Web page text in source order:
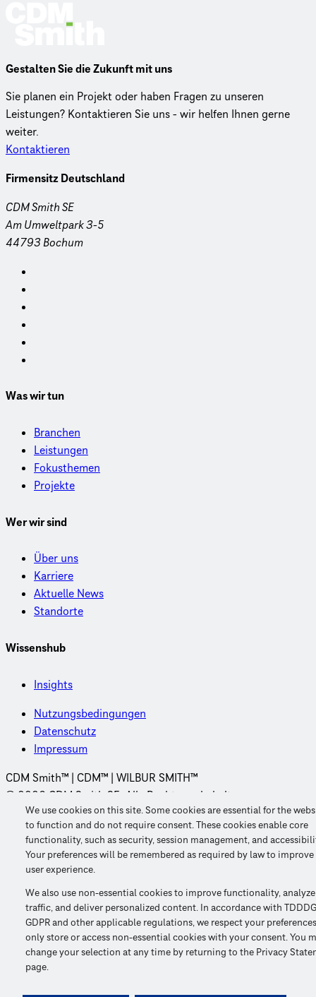
We use cookies on this site. Some cookies are essential for the
to function and do not require consent. These cookies enable core
functionality, such as security, session management, and
Your preferences will be remembered as required by law to
user experience.
We also use non-essential cookies to improve functionality, analyze
traffic, and deliver personalized content. In accordance with
GDPR and other applicable regulations, we respect your
only store or access non-essential cookies with your consent. You
change your selection at any time by returning to the Privacy
page.
Gestalten Sie die Zukunft mit uns
Sie planen ein Projekt oder haben Fragen zu unseren
Leistungen? Kontaktieren Sie uns - wir helfen Ihnen gerne
weiter.
Kontaktieren
Firmensitz Deutschland
CDM Smith SE
Am Umweltpark 3-5
44793 Bochum
Was wir tun
Branchen
Leistungen
Fokusthemen
Projekte
Wer wir sind
Über uns
Karriere
Aktuelle News
Standorte
Wissenshub
Insights
Nutzungsbedingungen
Datenschutz
Impressum
CDM Smith™ | CDM™ | WILBUR SMITH™
© 2026 CDM Smith SE. Alle Rechte vorbehalten.